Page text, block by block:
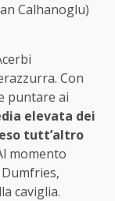
Calhanoglu)
Con
puntare ai
elevata dei
tutt’altro
momento
caviglia.